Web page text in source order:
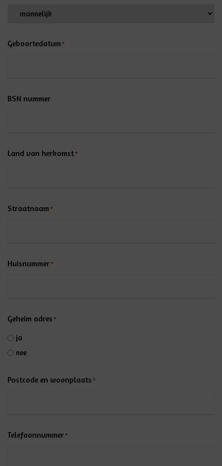
Geboortedatum *
BSN nummer
Land van herkomst*
Straatnaam *
Huisnummer*
Geheim adres *
ja
nee
Postcode en woonplaats *
Telefoonnummer*